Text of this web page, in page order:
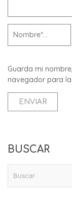
Guarda mi
navegador para
BUSCAR